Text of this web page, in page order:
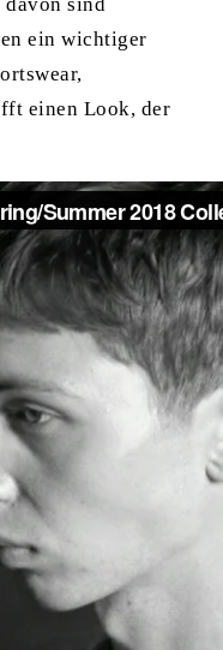
ein wichtiger
einen Look, der